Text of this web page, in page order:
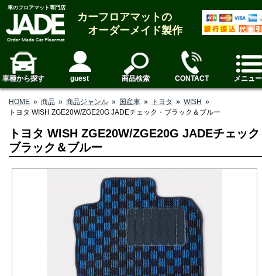
車のフロアマット専門店
カーフロアマットの
オーダーメイド製作
車種から探す guest 商品検索 CONTACT メニュー
HOME » 商品 » 商品ジャンル » 国産車 » トヨタ » WISH »
トヨタ WISH ZGE20W/ZGE20G JADEチェック・ブラック＆ブルー
トヨタ WISH ZGE20W/ZGE20G JADEチェッ
ブラック＆ブルー